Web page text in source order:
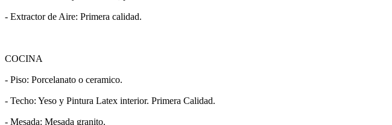
- Extractor de Aire: Primera calidad.
COCINA
- Piso: Porcelanato o ceramico.
- Techo: Yeso y Pintura Latex interior. Primera Calidad.
- Mesada: Mesada granito.